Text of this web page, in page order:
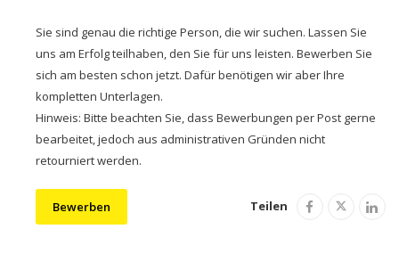
Sie sind genau die richtige Person, die wir suchen. Lassen Sie
uns am Erfolg teilhaben, den Sie für uns leisten. Bewerben Sie
sich am besten schon jetzt. Dafür benötigen wir aber Ihre
kompletten Unterlagen.
Hinweis: Bitte beachten Sie, dass Bewerbungen per Post gerne
bearbeitet, jedoch aus administrativen Gründen nicht
retourniert werden.
Bewerben Teilen